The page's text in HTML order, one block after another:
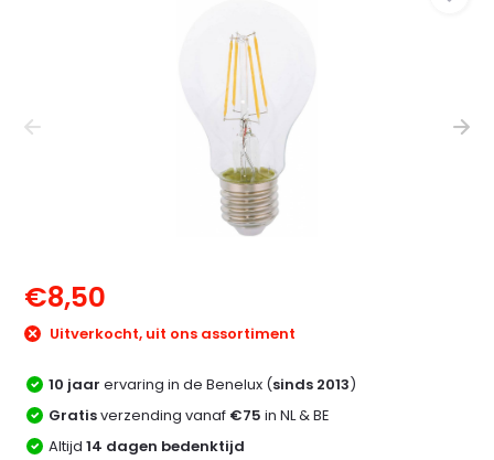
€8,50
Uitverkocht, uit ons assortiment
10 jaar ervaring in de Benelux (sinds 2013)
Gratisverzending vanaf €75 in NL & BE
Altijd14 dagen bedenktijd